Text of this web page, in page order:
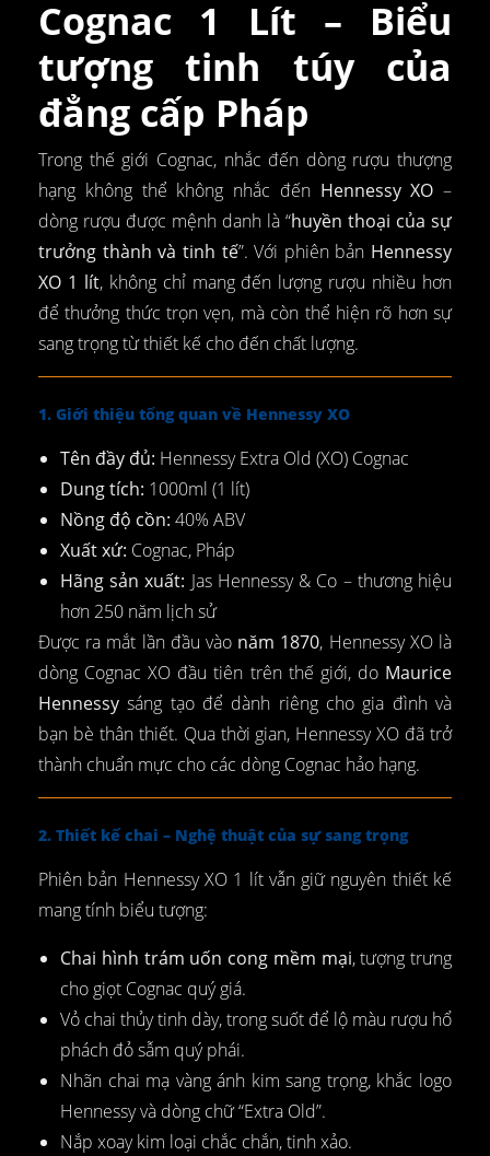
Cognac 1 Lít – Biểu
tượng tinh túy của
đẳng cấp Pháp
Trong thế giới Cognac, nhắc đến dòng rượu thượng
hạng không thể không nhắc đến Hennessy XO –
dòng rượu được mệnh danh là “huyền thoại của sự
trưởng thành và tinh tế”. Với phiên bản Hennessy
XO 1 lít, không chỉ mang đến lượng rượu nhiều hơn
để thưởng thức trọn vẹn, mà còn thể hiện rõ hơn sự
sang trọng từ thiết kế cho đến chất lượng.
1. Giới thiệu tổng quan về Hennessy XO
Tên đầy đủ: Hennessy Extra Old (XO) Cognac
Dung tích: 1000ml (1 lít)
Nồng độ cồn: 40% ABV
Xuất xứ: Cognac, Pháp
Hãng sản xuất: Jas Hennessy & Co – thương hiệu
hơn 250 năm lịch sử
Được ra mắt lần đầu vào năm 1870, Hennessy XO là
dòng Cognac XO đầu tiên trên thế giới, do Maurice
Hennessy sáng tạo để dành riêng cho gia đình và
bạn bè thân thiết. Qua thời gian, Hennessy XO đã trở
thành chuẩn mực cho các dòng Cognac hảo hạng.
2. Thiết kế chai – Nghệ thuật của sự sang trọng
Phiên bản Hennessy XO 1 lít vẫn giữ nguyên thiết kế
mang tính biểu tượng:
Chai hình trám uốn cong mềm mại, tượng trưng
cho giọt Cognac quý giá.
Vỏ chai thủy tinh dày, trong suốt để lộ màu rượu hổ
phách đỏ sẫm quý phái.
Nhãn chai mạ vàng ánh kim sang trọng, khắc logo
Hennessy và dòng chữ “Extra Old”.
Nắp xoay kim loại chắc chắn, tinh xảo.